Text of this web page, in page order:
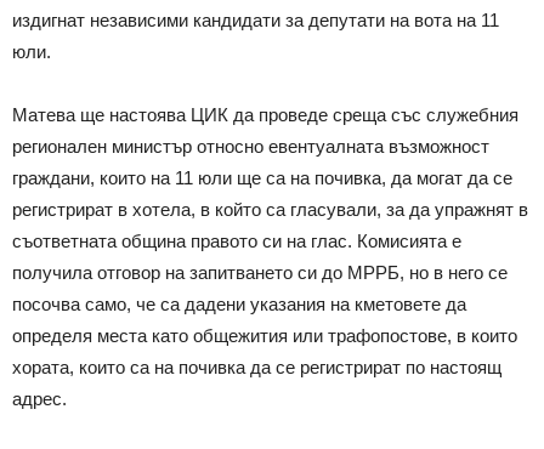
издигнат независими кандидати за депутати на вота на 11
юли.
Матева ще настоява ЦИК да проведе среща със служебния
регионален министър относно евентуалната възможност
граждани, които на 11 юли ще са на почивка, да могат да се
регистрират в хотела, в който са гласували, за да упражнят в
съответната община правото си на глас. Комисията е
получила отговор на запитването си до МРРБ, но в него се
посочва само, че са дадени указания на кметовете да
определя места като общежития или трафопостове, в които
хората, които са на почивка да се регистрират по настоящ
адрес.